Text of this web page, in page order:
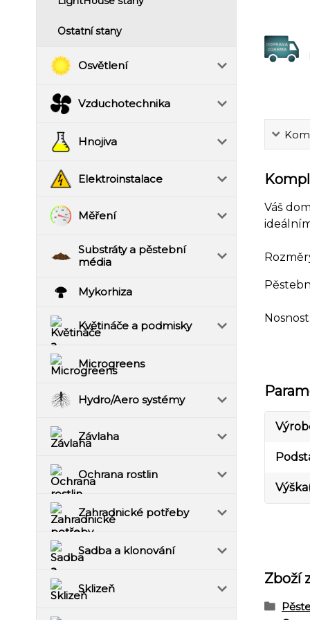
Ostatní stany
Osvětlení
Vzduchotechnika
Hnojiva
Elektroinstalace
Měření
Substráty a pěstební
média
Mykorhiza
Květináče a podmisky
Microgreens
Hydro/Aero systémy
Závlaha
Ochrana rostlin
Zahradnické potřeby
Sadba a klonování
Sklizeň
Váš
Zboží